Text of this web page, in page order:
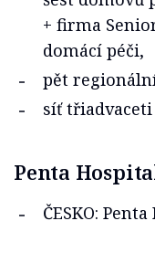
+ firma
domácí péči,
pět
síť
Penta
ČESKO: